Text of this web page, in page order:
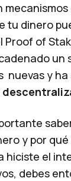
tu dinero
Proof of
un
nuevas y
y por
hiciste el
debes